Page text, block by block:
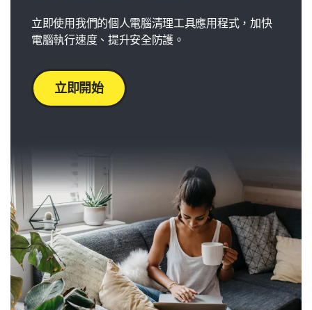
立即使用我們的個人電腦清理工具應用程式，加快
電腦執行速度、提升安全防護。
立即開始